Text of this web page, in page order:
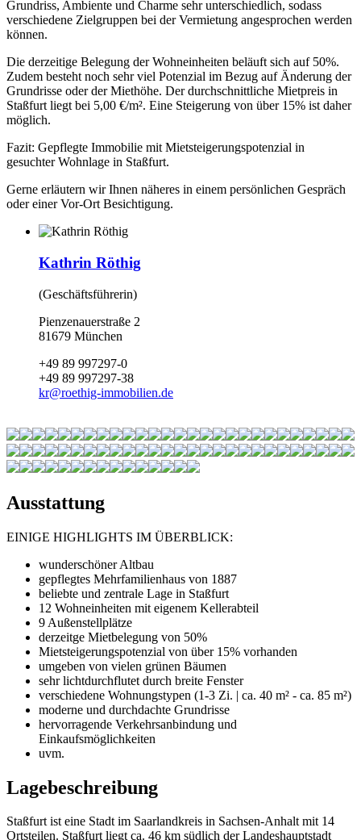
Grundriss, Ambiente und Charme sehr unterschiedlich, sodass
verschiedene Zielgruppen bei der Vermietung angesprochen werden
können.
Die derzeitige Belegung der Wohneinheiten beläuft sich auf 50%.
Zudem besteht noch sehr viel Potenzial im Bezug auf Änderung der
Grundrisse oder der Miethöhe. Der durchschnittliche Mietpreis in
Staßfurt liegt bei 5,00 €/m². Eine Steigerung von über 15% ist daher
möglich.
Fazit: Gepflegte Immobilie mit Mietsteigerungspotenzial in
gesuchter Wohnlage in Staßfurt.
Gerne erläutern wir Ihnen näheres in einem persönlichen Gespräch
oder einer Vor-Ort Besichtigung.
Kathrin Röthig
(Geschäftsführerin)
Pienzenauerstraße 2
81679 München
+49 89 997297-0
+49 89 997297-38
kr@roethig-immobilien.de
Ausstattung
EINIGE HIGHLIGHTS IM ÜBERBLICK:
wunderschöner Altbau
gepflegtes Mehrfamilienhaus von 1887
beliebte und zentrale Lage in Staßfurt
12 Wohneinheiten mit eigenem Kellerabteil
9 Außenstellplätze
derzeitge Mietbelegung von 50%
Mietsteigerungspotenzial von über 15% vorhanden
umgeben von vielen grünen Bäumen
sehr lichtdurchflutet durch breite Fenster
verschiedene Wohnungstypen (1-3 Zi. | ca. 40 m² - ca. 85 m²)
moderne und durchdachte Grundrisse
hervorragende Verkehrsanbindung und
Einkaufsmöglichkeiten
uvm.
Lagebeschreibung
Staßfurt ist eine Stadt im Saarlandkreis in Sachsen-Anhalt mit 14
Ortsteilen. Staßfurt liegt ca. 46 km südlich der Landeshauptstadt